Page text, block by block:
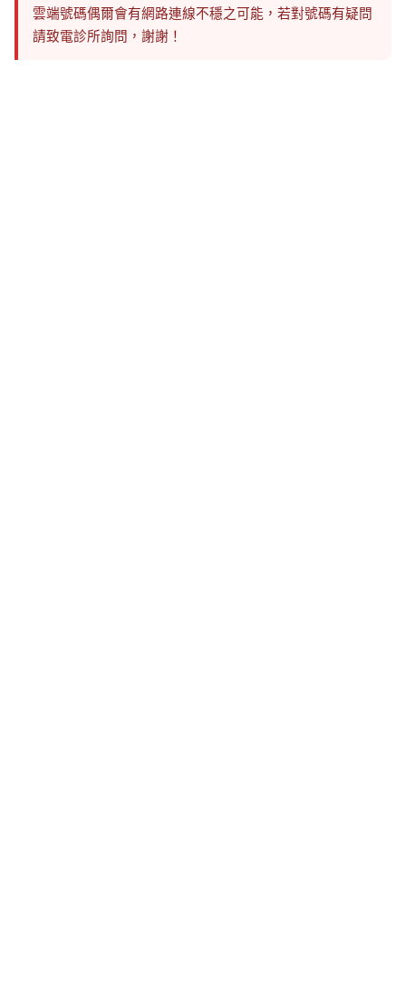
雲端號碼偶爾會有網路連線不穩之可能，若對號碼有疑問
請致電診所詢問，謝謝！